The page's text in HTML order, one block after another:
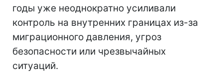
годы уже неоднократно усиливали
контроль на внутренних границах из-за
миграционного давления, угроз
безопасности или чрезвычайных
ситуаций.